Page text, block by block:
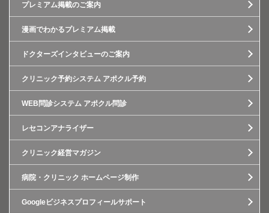
プレミアム掲載のご案内
漫画でわかるプレミアム掲載
ドクターズインタビューのご案内
クリニック予約システム アポクル予約
WEB問診システム アポクル問診
レセコンアナライザー
クリニック経営マガジン
病院・クリニック ホームページ制作
Googleビジネスプロフィールサポート